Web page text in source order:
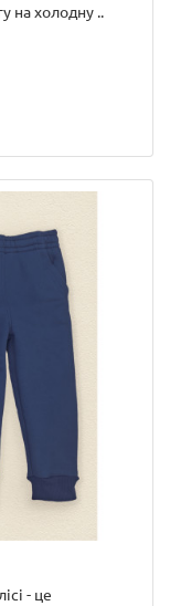
на холодну ..
- це